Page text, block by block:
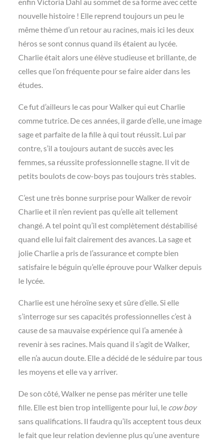
nouvelle histoire ! Elle reprend toujours un peu le
même thème d’un retour au racines, mais ici les deux
héros se sont connus quand ils étaient au lycée.
Charlie était alors une élève studieuse et brillante, de
celles que l’on fréquente pour se faire aider dans les
études.
Ce fut d’ailleurs le cas pour Walker qui eut Charlie
comme tutrice. De ces années, il garde d’elle, une image
sage et parfaite de la fille à qui tout réussit. Lui par
contre, s’il a toujours autant de succès avec les
femmes, sa réussite professionnelle stagne. Il vit de
petits boulots de cow-boys pas toujours très stables.
C’est une très bonne surprise pour Walker de revoir
Charlie et il n’en revient pas qu’elle ait tellement
changé. A tel point qu’il est complètement déstabilisé
quand elle lui fait clairement des avances. La sage et
jolie Charlie a pris de l’assurance et compte bien
satisfaire le béguin qu’elle éprouve pour Walker depuis
le lycée.
Charlie est une héroïne sexy et sûre d’elle. Si elle
s’interroge sur ses capacités professionnelles c’est à
cause de sa mauvaise expérience qui l’a amenée à
revenir à ses racines. Mais quand il s’agit de Walker,
elle n’a aucun doute. Elle a décidé de le séduire par tous
les moyens et elle va y arriver.
De son côté, Walker ne pense pas mériter une telle
fille. Elle est bien trop intelligente pour lui, le cow boy
sans qualifications. Il faudra qu’ils acceptent tous deux
le fait que leur relation devienne plus qu’une aventure